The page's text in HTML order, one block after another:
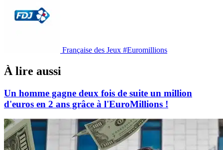
Française des Jeux #Euromillions
À lire aussi
Un homme gagne deux fois de suite un million
d'euros en 2 ans grâce à l'EuroMillions !